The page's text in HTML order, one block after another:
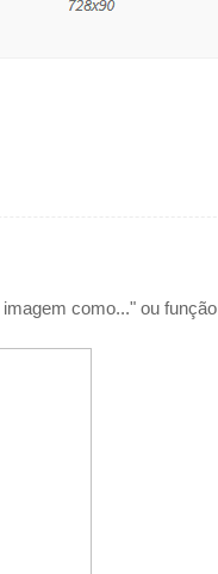
como..." ou função